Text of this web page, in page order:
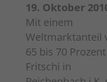
19. Oktober
Mit einem
Weltmarktanteil
65 bis 70
Fritschi in